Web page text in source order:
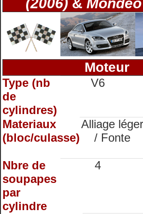
Moteur
Type (nb
de
cylindres)
V6
Materiaux
(bloc/culasse)
Alliage léger
/ Fonte
Nbre de
soupapes
par
cylindre
4